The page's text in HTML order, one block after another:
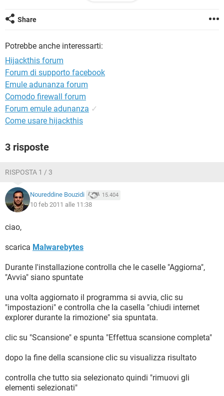
C:\WINDOWS\system32\winlogon.exe
C:\WINDOWS\system32\services.exe
C:\WINDOWS\system32\svchost.exe
C:\WINDOWS\System32\svchost.exe
C:\WINDOWS\system32\svchost.exe
C:\Programmi\Lavasoft\Ad-Aware\aawservice.exe
C:\WINDOWS\system32\brsvc01a.exe
C:\WINDOWS\system32\spoolsv.exe
C:\WINDOWS\system32\brss01a.exe
C:\Programmi\File comuni\Apple\Mobile Device
Support\AppleMobileDeviceService.exe
C:\WINDOWS\system32\FsUsbExService.Exe
C:\WINDOWS\explorer.exe:userini.exe
C:\WINDOWS\explorer.exe:userini.exe
C:\Programmi\Hewlett-Packard\HP Quick Launch
Buttons\QlbCtrl.exe
C:\Programmi\iTunes\iTunesHelper.exe
C:\WINDOWS\system32\hkcmd.exe
C:\WINDOWS\explorer.exe:userini.exe
C:\Programmi\SUPERAntiSpyware\SUPERAntiSpyware.exe
C:\Programmi\Google\GoogleToolbarNotifier\GoogleToolba
rNotifier.exe
C:\WINDOWS\system32\igfxsrvc.exe
C:\WINDOWS\system32\ctfmon.exe
C:\Programmi\Samsung\Samsung New PC
C:\Programmi\File
comuni\Ahead\Lib\NMIndexingService.exe
Share
Potrebbe anche interessarti:
Hijackthis forum
Forum di supporto facebook
Emule adunanza forum
Comodo firewall forum
Forum emule adunanza ✓
Come usare hijackthis
3 risposte
RISPOSTA 1 / 3
Noureddine Bouzidi 15.404
10 feb 2011 alle 11:38
ciao,
scarica Malwarebytes
Durante l'installazione controlla che le caselle "Aggiorna",
"Avvia" siano spuntate
una volta aggiornato il programma si avvia, clic su
"impostazioni" e controlla che la casella "chiudi internet
explorer durante la rimozione" sia spuntata.
clic su "Scansione" e spunta "Effettua scansione completa"
dopo la fine della scansione clic su visualizza risultato
controlla che tutto sia selezionato quindi "rimuovi gli
elementi selezionati"